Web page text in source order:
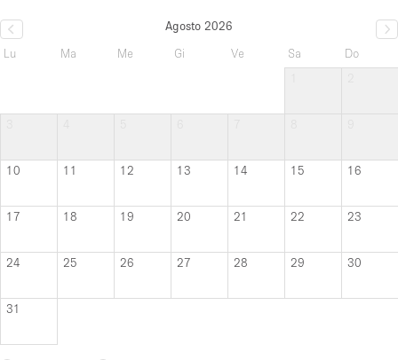
Agosto 2026
Lu
Ma Me Gi Ve Sa
Do
10 11 12 13 14 15 16
17 18 19 20 21 22 23
24 25 26 27 28 29 30
31